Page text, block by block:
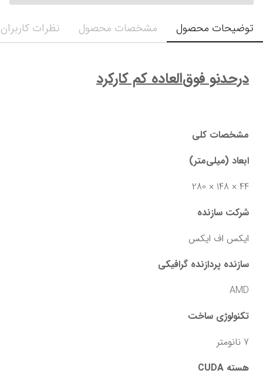
توضیحات محصول مشخصات محصول نظرات کاربران
درحدنو فوق‌العاده کم کارکرد
مشخصات کلی
ابعاد (میلی‌متر)
44 × 148 × 280
شرکت سازنده
ایکس اف ایکس
سازنده پردازنده گرافیکی
AMD
تکنولوژی ساخت
7 نانومتر
هسته CUDA